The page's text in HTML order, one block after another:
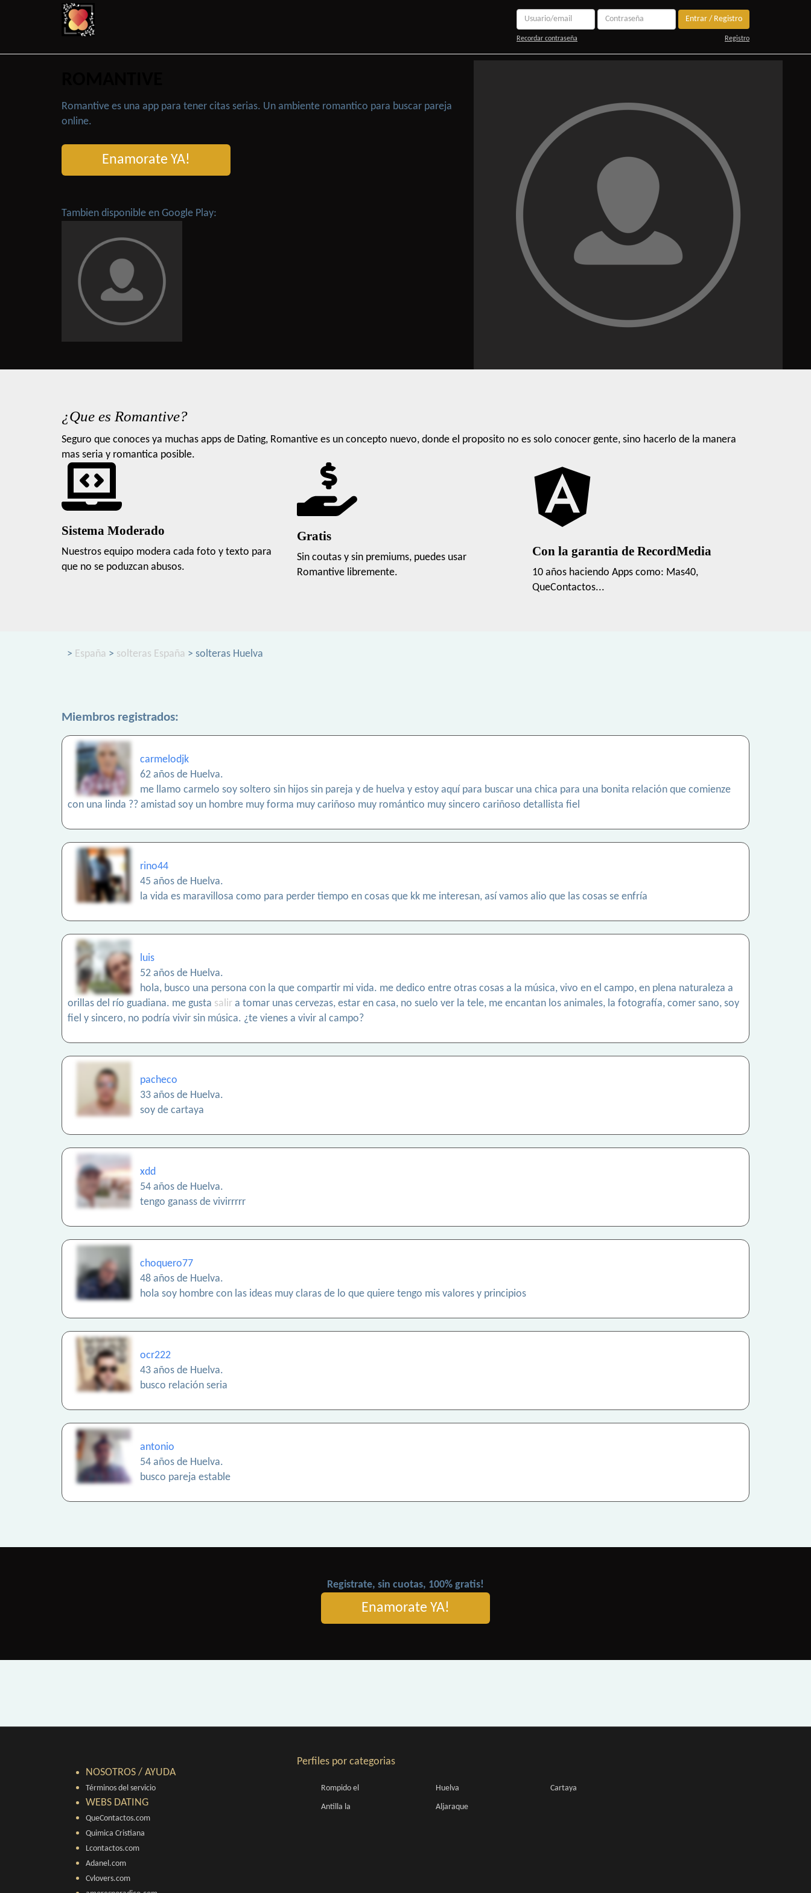
Entrar / Registro
Recordar contraseña Registro
Romantive es una app para tener citas serias. Un ambiente romantico para buscar pareja
online.
Enamorate YA!
Tambien disponible en Google Play:
¿Que es Romantive?
Seguro que conoces ya muchas apps de Dating, Romantive es un concepto nuevo, donde el proposito no es solo conocer gente, sino hacerlo de la manera
mas seria y romantica posible.
Sistema Moderado
Nuestros equipo modera cada foto y texto para
que no se poduzcan abusos.
Gratis
Sin coutas y sin premiums, puedes usar
Romantive libremente.
Con la garantia de RecordMedia
10 años haciendo Apps como: Mas40,
QueContactos...
> España > solteras España > solteras Huelva
Miembros registrados:
carmelodjk
62 años de Huelva.
me llamo carmelo soy soltero sin hijos sin pareja y de huelva y estoy aquí para buscar una chica para una bonita relación que comienze
con una linda ?? amistad soy un hombre muy forma muy cariñoso muy romántico muy sincero cariñoso detallista fiel
rino44
45 años de Huelva.
la vida es maravillosa como para perder tiempo en cosas que kk me interesan, así vamos alio que las cosas se enfría
luis
52 años de Huelva.
hola, busco una persona con la que compartir mi vida. me dedico entre otras cosas a la música, vivo en el campo, en plena naturaleza a
orillas del río guadiana. me gusta salir a tomar unas cervezas, estar en casa, no suelo ver la tele, me encantan los animales, la fotografía, comer sano, soy
fiel y sincero, no podría vivir sin música. ¿te vienes a vivir al campo?
pacheco
33 años de Huelva.
soy de cartaya
xdd
54 años de Huelva.
tengo ganass de vivirrrrr
choquero77
48 años de Huelva.
hola soy hombre con las ideas muy claras de lo que quiere tengo mis valores y principios
ocr222
43 años de Huelva.
busco relación seria
antonio
54 años de Huelva.
busco pareja estable
Registrate, sin cuotas, 100% gratis!
Enamorate YA!
NOSOTROS / AYUDA
Términos del servicio
WEBS DATING
QueContactos.com
Quimica Cristiana
Lcontactos.com
Adanel.com
Cvlovers.com
Perfiles por categorias
Rompido el Huelva Cartaya
Antilla la Aljaraque